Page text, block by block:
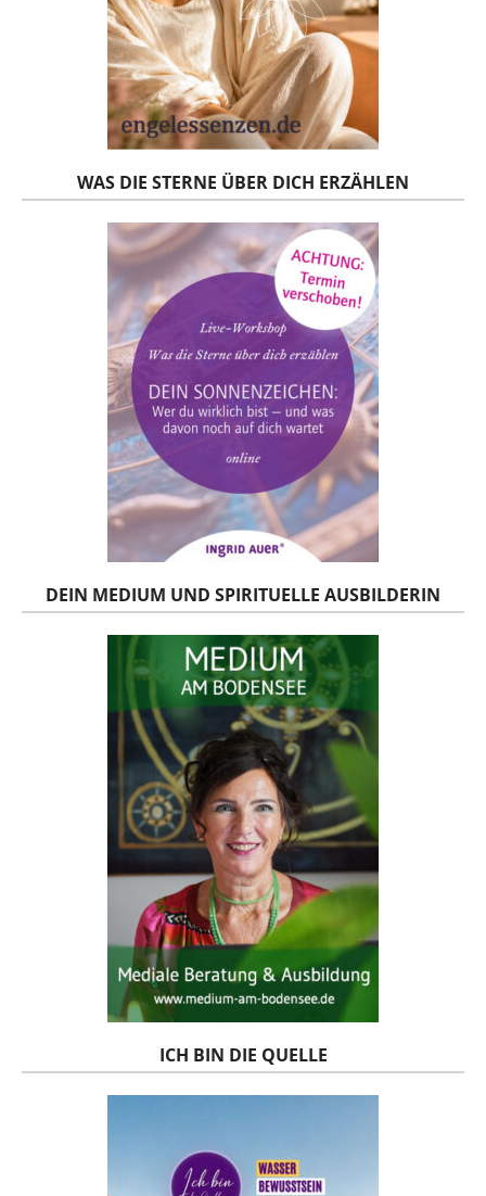
WAS DIE STERNE ÜBER DICH ERZÄHLEN
DEIN MEDIUM UND SPIRITUELLE AUSBILDERIN
ICH BIN DIE QUELLE